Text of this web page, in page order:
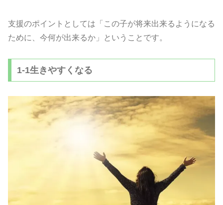
支援のポイントとしては「この子が将来出来るようになる
ために、 今何が出来るか」ということです。
1-1生きやすくなる